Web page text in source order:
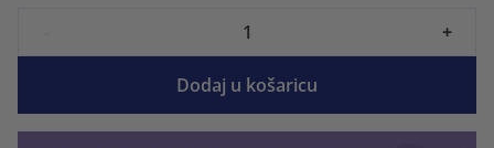
+
Dodaj u košaricu